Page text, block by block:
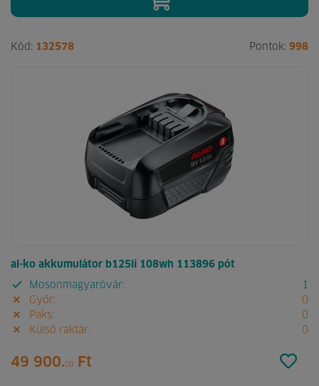
Kód: 132578 Pontok: 998
al-ko akkumulátor b125li 108wh 113896 pót
Mosonmagyaróvár:
1
Győr:
0
Paks:
0
Külső raktár:
0
49 900.00 Ft